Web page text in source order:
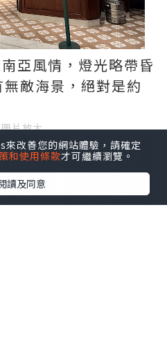
亞風情，燈光略帶昏
敵海景，絕對是約
片放大
+2
改善您的網站體驗，請確定
和使用條款才可繼續瀏覽。
讀及同意